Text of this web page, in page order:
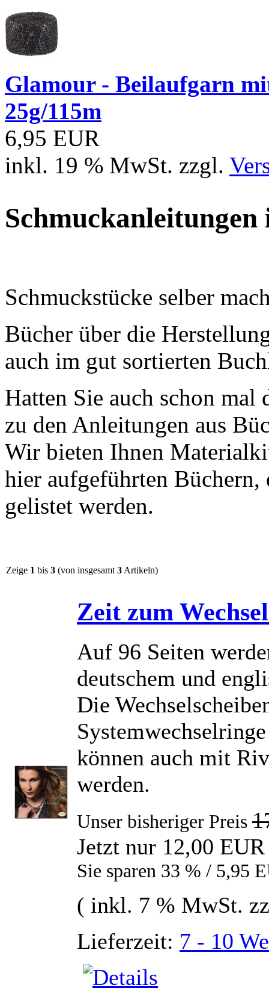
Glamour - Beilaufgarn
25g/115m
6,95 EUR
inkl. 19 % MwSt. zzgl.
Schmuckstücke selber
Bücher über die
auch im gut sortierten
Hatten Sie auch schon
zu den Anleitungen aus
Wir bieten Ihnen
hier aufgeführten
gelistet werden.
Zeige 1 bis 3 (von insgesamt 3 Artikeln)
Zeit zum
Auf 96 Seiten
deutschem und
Die
können auch mit
werden.
Unser bisheriger Preis
Jetzt nur 12,00 EUR
Sie sparen 33 % / 5,95
( inkl. 7 % MwSt.
Lieferzeit: 7 - 10